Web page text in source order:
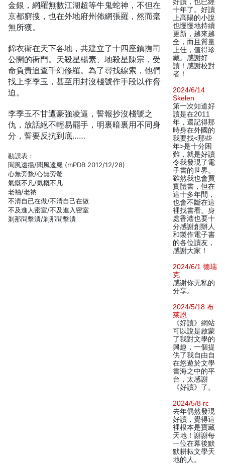
金銀，網羅無數江湖超等牛鬼蛇神，不但在
京都窮搜，也在外地府州佈網張羅，然而毫
無所獲。
錦衣衛在天下各地，共建立了十四座鎮撫司
公開的衙門。天殺星楊素、地殺星陳宗，受
命負責追查千幻修羅。為了尋找線索，他們
找上李季玉，甚至用封沒棧號作手段以作脅
迫。
李季玉不甘遭豪強凌逼，誓報抄沒棧號之
仇，放話絕不輕易罷手，明裏暗裏用不同身
分，誓要反抗到底……
勘誤表：
聞風遠揚/聞風遠颺 (mPDB 2012/12/28)
心無旁鶩/心無旁騖
氣慨不凡/氣概不凡
老袖/老衲
不清自已在做/不清自己在做
不及進人密室/不及進入密室
剎那問擊潰/剎那間擊潰
十年了。好讀
上高陽的小說
也慢慢地持續
更新，越來越
全，而且質量
上佳，值得珍
藏。感謝好
讀！感謝校對
者！
2024/6/14
Skelen
第一次知道好
讀是在2011
年，還記得那
時身在外國的
我要找<那些
年>是十分困
難，就是好讀
令我發現了電
子書的世界。
雖然我也會買
實體書，但在
這十多年間，
也會不斷在這
裡找書看。身
處香港也要十
分感謝創辦人
和製作電子書
的各位讀友，
感謝大家！
2024/6/1 德瑞
克
感谢你无私的
分享。
2024/5/18 布
莱恩
《好讀》網站
可以說是啟蒙
了我對文學的
興趣，一個提
供了我自由自
在悠遊於文學
書海之中的平
台，太感謝
《好讀》了。
2024/5/8 rc
去年偶然發現
好讀，覺得這
裡根本是寶藏
天地！謝謝每
一位在幕後默
默耕耘文學天
地的人。